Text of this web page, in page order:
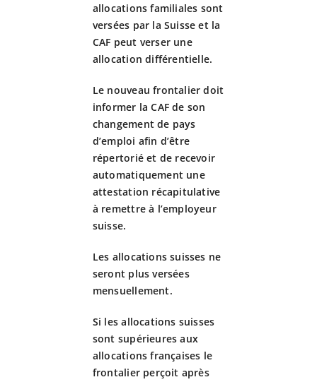
allocations familiales sont
versées par la Suisse et la
CAF peut verser une
allocation différentielle.
Le nouveau frontalier doit
informer la CAF de son
changement de pays
d’emploi afin d’être
répertorié et de recevoir
automatiquement une
attestation récapitulative
à remettre à l’employeur
suisse.
Les allocations suisses ne
seront plus versées
mensuellement.
Si les allocations suisses
sont supérieures aux
allocations françaises le
frontalier perçoit après